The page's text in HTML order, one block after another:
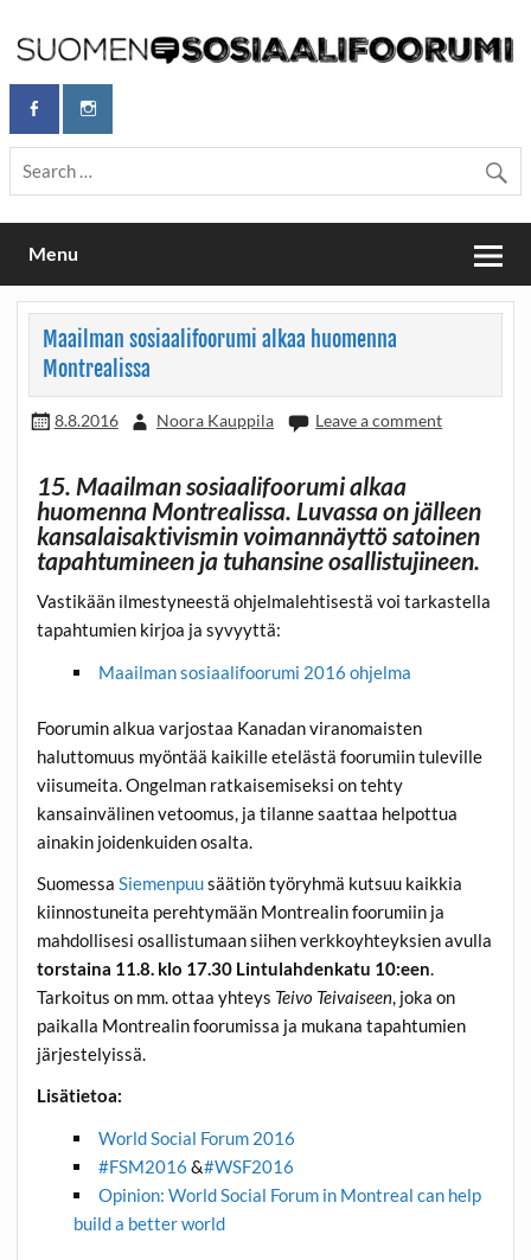
content
Maailmanparannuspäivät / Suomen
Sosiaalifoorumi
Maailmanparannuspäivät Lapinlahden Lähteellä, Helsingissä
26.–27.9.2026
Menu
Maailman sosiaalifoorumi alkaa huomenna
Montrealissa
8.8.2016 Noora Kauppila Leave a comment
15. Maailman sosiaalifoorumi alkaa
huomenna Montrealissa. Luvassa on jälleen
kansalaisaktivismin voimannäyttö satoinen
tapahtumineen ja tuhansine osallistujineen.
Vastikään ilmestyneestä ohjelmalehtisestä voi tarkastella
tapahtumien kirjoa ja syvyyttä:
Maailman sosiaalifoorumi 2016 ohjelma
Foorumin alkua varjostaa Kanadan viranomaisten
haluttomuus myöntää kaikille etelästä foorumiin tuleville
viisumeita. Ongelman ratkaisemiseksi on tehty
kansainvälinen vetoomus, ja tilanne saattaa helpottua
ainakin joidenkuiden osalta.
SuomessaSiemenpuusäätiön työryhmä kutsuu kaikkia
kiinnostuneita perehtymään Montrealin foorumiin ja
mahdollisesi osallistumaan siihen verkkoyhteyksien avulla
torstaina 11.8. klo 17.30 Lintulahdenkatu 10:een.
Tarkoitus on mm. ottaa yhteys Teivo Teivaiseen, joka on
paikalla Montrealin foorumissa ja mukana tapahtumien
järjestelyissä.
Lisätietoa:
World Social Forum 2016
#‎FSM2016‬ &‪#‎WSF2016‬
Opinion: World Social Forum in Montreal can help
build a better world